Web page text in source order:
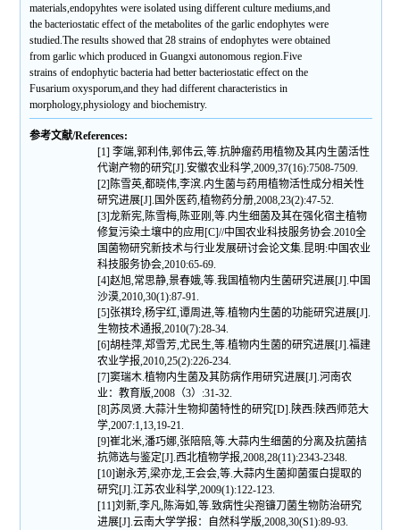
materials,endopyhtes were isolated using different culture mediums,and
the bacteriostatic effect of the metabolites of the garlic endophytes were
studied.The results showed that 28 strains of endophytes were obtained
from garlic which produced in Guangxi autonomous region.Five
strains of endophytic bacteria had better bacteriostatic effect on the
Fusarium oxysporum,and they had different characteristics in
morphology,physiology and biochemistry.
参考文献/References:
[1] 李端,郭利伟,郭伟云,等.抗肿瘤药用植物及其内生菌活性
代谢产物的研究[J].安徽农业科学,2009,37(16):7508-7509.
[2]陈雪英,都晓伟,李滨.内生菌与药用植物活性成分相关性
研究进展[J].国外医药,植物药分册,2008,23(2):47-52.
[3]龙新宪,陈雪梅,陈亚刚,等.内生细菌及其在强化宿主植物
修复污染土壤中的应用[C]//中国农业科技服务协会.2010全
国菌物研究新技术与行业发展研讨会论文集.昆明:中国农业
科技服务协会,2010:65-69.
[4]赵旭,常思静,景春娥,等.我国植物内生菌研究进展[J].中国
沙漠,2010,30(1):87-91.
[5]张祺玲,杨宇红,谭周进,等.植物内生菌的功能研究进展[J].
生物技术通报,2010(7):28-34.
[6]胡桂萍,郑雪芳,尤民生,等.植物内生菌的研究进展[J].福建
农业学报,2010,25(2):226-234.
[7]窦瑞木.植物内生菌及其防病作用研究进展[J].河南农
业：教育版,2008（3）:31-32.
[8]苏凤贤.大蒜汁生物抑菌特性的研究[D].陕西:陕西师范大
学,2007:1,13,19-21.
[9]崔北米,潘巧娜,张陪陪,等.大蒜内生细菌的分离及抗菌拮
抗筛选与鉴定[J].西北植物学报,2008,28(11):2343-2348.
[10]谢永芳,梁亦龙,王会会,等.大蒜内生菌抑菌蛋白提取的
研究[J].江苏农业科学,2009(1):122-123.
[11]刘新,李凡,陈海如,等.致病性尖孢镰刀菌生物防治研究
进展[J].云南大学学报：自然科学版,2008,30(S1):89-93.